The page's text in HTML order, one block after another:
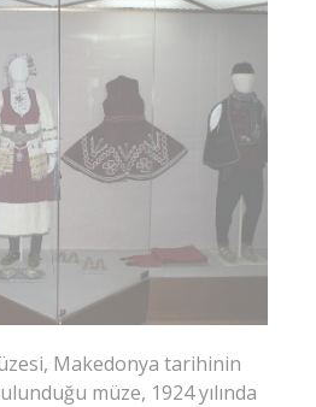
Makedonya tarihinin
müze, 1924 yılında